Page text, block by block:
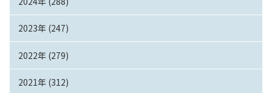
2023年 (247)
2022年 (279)
2021年 (312)